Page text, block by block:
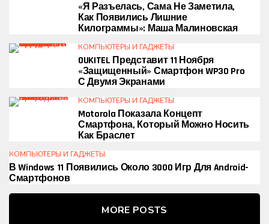
«Я Разъелась, Сама Не Заметила,
Как Появились Лишние
Килограммы»: Маша Малиновская
КОМПЬЮТЕРЫ И ГАДЖЕТЫ
OUKITEL Представит 11 Ноября
«защищенный» Смартфон WP30 Pro
С Двумя Экранами
КОМПЬЮТЕРЫ И ГАДЖЕТЫ
Motorola Показала Концепт
Смартфона, Который Можно Носить
Как Браслет
КОМПЬЮТЕРЫ И ГАДЖЕТЫ
В Windows 11 Появились Около 3000 Игр Для Android-
Смартфонов
MORE POSTS